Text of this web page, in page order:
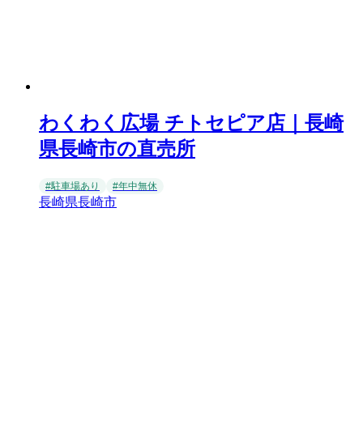
わくわく広場 チトセピア店｜長崎
県長崎市の直売所
#駐車場あり #年中無休
長崎県長崎市